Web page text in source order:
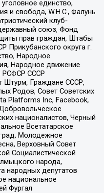
единство,
и свобода, W.H.С., Фалунь
клуб-
союз, Фонд
прав граждан, Штабы
Прикубанского округа г.
Народное
Народное движение
РСФСР СССР
Штурм, Граждане СССР,
Родов, Совет Советских
Platforms Inc, Facebook,
националистов, Черный
Всетатарское
Молодежное
Верховный Совет
Социалистической
народа,
народных депутатов
национальное
Фургал